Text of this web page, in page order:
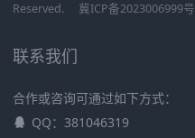
Reserved.
冀ICP备2023006999号
联系我们
合作或咨询可通过如下方式：
QQ：381046319